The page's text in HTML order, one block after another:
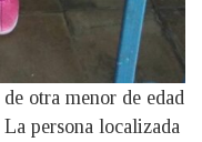
otra menor de edad
persona localizada